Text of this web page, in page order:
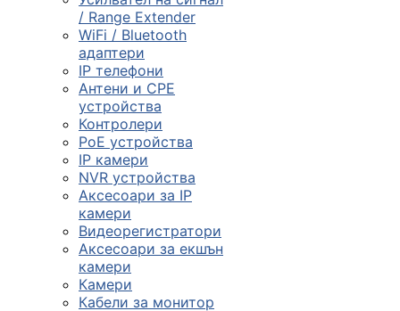
/ Range Extender
WiFi / Bluetooth
адаптери
IP телефони
Антени и CPE
устройства
Контролери
PoE устройства
IP камери
NVR устройства
Аксесоари за IP
камери
Видеорегистратори
Аксесоари за екшън
камери
Камери
Кабели за монитор